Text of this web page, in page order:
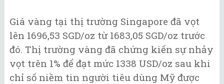
Giá vàng tại thị trường Singapore đã vọt
lên 1696,53 SGD/oz từ 1683,05 SGD/oz trước
đó. Thị trường vàng đã chứng kiến sự nhảy
vọt trên 1% để đạt mức 1338 USD/oz sau khi
chỉ số niềm tin người tiêu dùng Mỹ được